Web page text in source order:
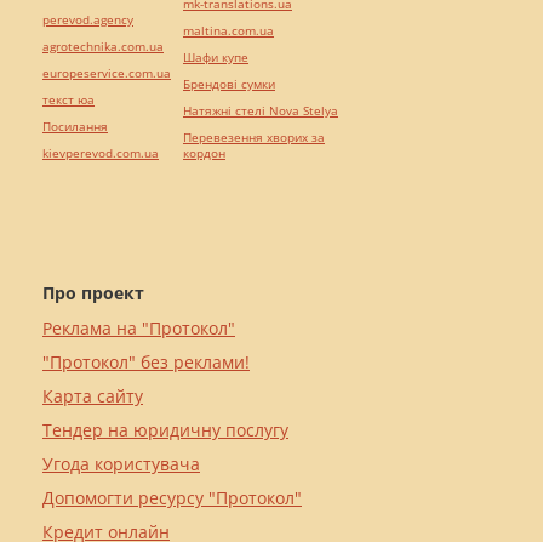
Про проект
Реклама на "Протокол"
"Протокол" без реклами!
Карта сайту
Тендер на юридичну послугу
Угода користувача
Допомогти ресурсу "Протокол"
Кредит онлайн
perevod.agency
agrotechnika.com.ua
europeservice.com.ua
текст юа
Посилання
kievperevod.com.ua
mk-translations.ua
maltina.com.ua
Шафи купе
Брендові сумки
Натяжні стелі Nova Stelya
Перевезення хворих за
кордон